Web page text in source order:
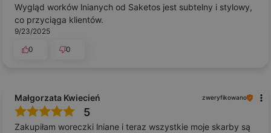
Wygląd worków lnianych od Saketos jest subtelny i stylowy,
co przyciąga klientów.
9/23/2025
0
0
Małgorzata Kwiecień zweryfikowano
5
Zakupiłam woreczki lniane i teraz wszystkie moje skarby są